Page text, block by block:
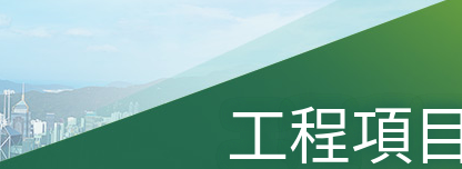
署技術通告
手冊、應用指引、投
新聞稿
電視節目
工程項目